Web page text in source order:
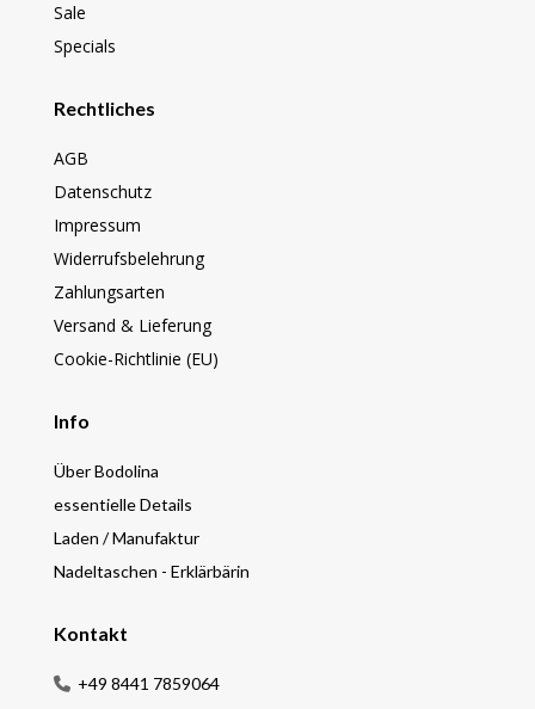
Sale
Specials
Rechtliches
AGB
Datenschutz
Impressum
Widerrufsbelehrung
Zahlungsarten
Versand & Lieferung
Cookie-Richtlinie (EU)
Info
Über Bodolina
essentielle Details
Laden / Manufaktur
Nadeltaschen - Erklärbärin
Kontakt
+49 8441 7859064